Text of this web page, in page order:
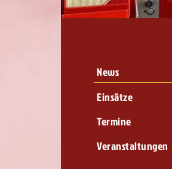
News
Einsätze
Termine
Veranstaltungen